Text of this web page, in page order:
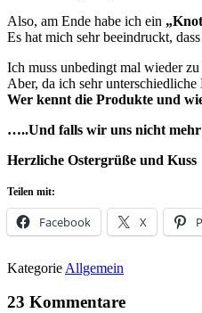
Also, am Ende habe ich ein
Es hat mich sehr beeindruckt,
Ich muss unbedingt mal wieder zu
Aber, da ich sehr
Wer kennt die Produkte und
…..Und falls wir uns nicht mehr
Herzliche Ostergrüße und Kuss
Teilen mit:
Facebook X
Kategorie Allgemein
23 Kommentare